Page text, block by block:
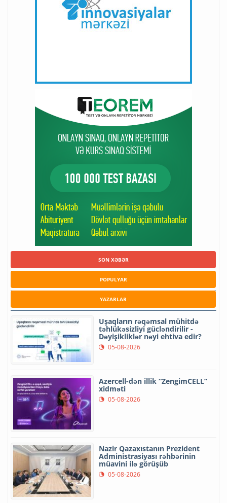
SON XƏBƏR
POPULYAR
YAZARLAR
Uşaqların rəqəmsal mühitdə
təhlükəsizliyi gücləndirilir -
Dəyişikliklər nəyi ehtiva edir?
05-08-2026
Azercell-dən illik “ZengimCELL”
xidməti
05-08-2026
Nazir Qazaxıstanın Prezident
Administrasiyası rəhbərinin
müavini ilə görüşüb
05-08-2026